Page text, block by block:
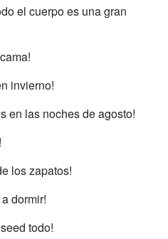
el cuerpo es una gran
invierno!
en las noches de agosto!
los zapatos!
dormir!
todo!